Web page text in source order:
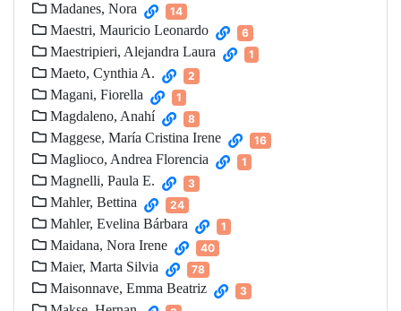
Madanes, Nora 14
Maestri, Mauricio Leonardo 6
Maestripieri, Alejandra Laura 1
Maeto, Cynthia A. 2
Magani, Fiorella 1
Magdaleno, Anahí 8
Maggese, María Cristina Irene 16
Maglioco, Andrea Florencia 1
Magnelli, Paula E. 3
Mahler, Bettina 24
Mahler, Evelina Bárbara 1
Maidana, Nora Irene 40
Maier, Marta Silvia 78
Maisonnave, Emma Beatriz 3